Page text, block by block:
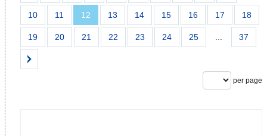
10 11 12 13 14 15 16 17 18
19 20 21 22 23 24 25 ... 37
per page